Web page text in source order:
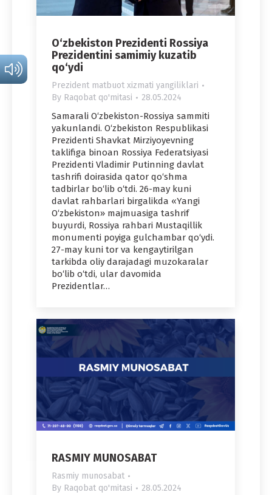
O‘zbekiston Prezidenti Rossiya
Prezidentini samimiy kuzatib
qo‘ydi
Prezident matbuot xizmati yangiliklari
By Raqobat qo'mitasi 28.05.2024
Samarali O‘zbekiston-Rossiya sammiti
yakunlandi. O‘zbekiston Respublikasi
Prezidenti Shavkat Mirziyoyevning
taklifiga binoan Rossiya Federatsiyasi
Prezidenti Vladimir Putinning davlat
tashrifi doirasida qator qo‘shma
tadbirlar bo‘lib o‘tdi. 26-may kuni
davlat rahbarlari birgalikda «Yangi
O‘zbekiston» majmuasiga tashrif
buyurdi, Rossiya rahbari Mustaqillik
monumenti poyiga gulchambar qo‘ydi.
27-may kuni tor va kengaytirilgan
tarkibda oliy darajadagi muzokaralar
bo‘lib o‘tdi, ular davomida
Prezidentlar…
RASMIY MUNOSABAT
Rasmiy munosabat
By Raqobat qo'mitasi 28.05.2024